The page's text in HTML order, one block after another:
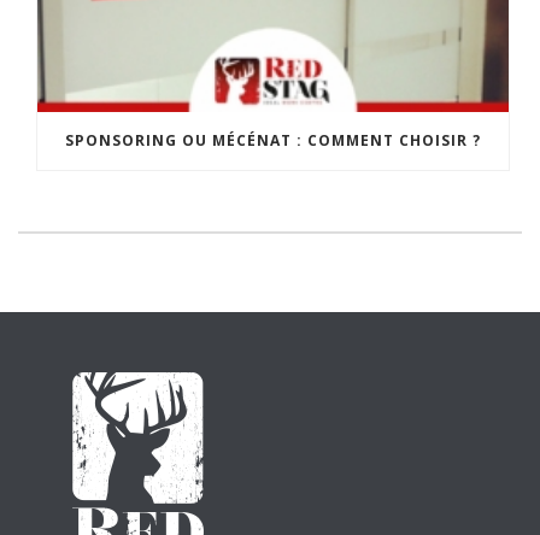
SPONSORING OU MÉCÉNAT : COMMENT CHOISIR ?